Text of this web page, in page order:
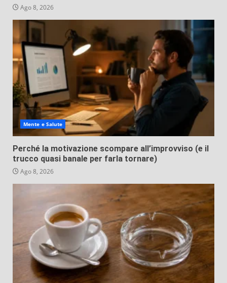
Ago 8, 2026
Mente e Salute
Perché la motivazione scompare all’improvviso (e il
trucco quasi banale per farla tornare)
Ago 8, 2026